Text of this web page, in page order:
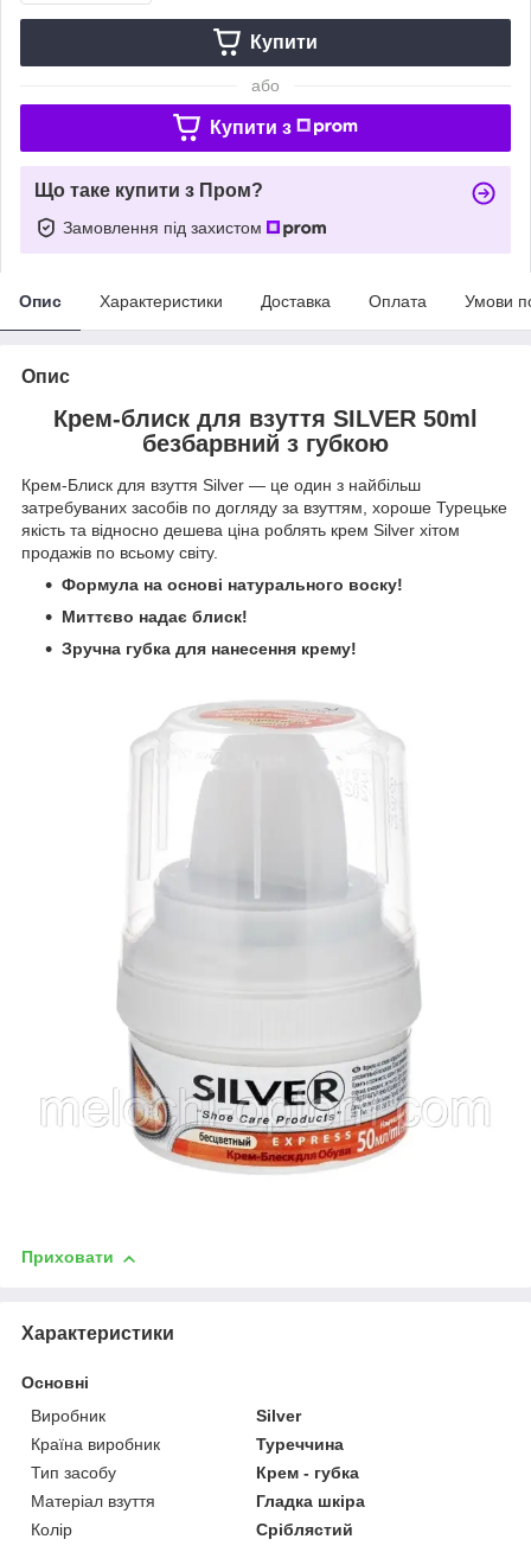
Купити
або
Купити з
Що таке купити з Пром?
Замовлення під захистом
Опис Характеристики Доставка Оплата Умови
Опис
Крем-блиск для взуття SILVER 50ml
безбарвний з губкою
Крем-Блиск для взуття Silver ― це один з найбільш
затребуваних засобів по догляду за взуттям, хороше Турецьке
якість та відносно дешева ціна роблять крем Silver хітом
продажів по всьому світу.
Формула на основі натурального воску!
Миттєво надає блиск!
Зручна губка для нанесення крему!
Приховати
Характеристики
Основні
Виробник
Silver
Країна виробник
Туреччина
Тип засобу
Крем - губка
Матеріал взуття
Гладка шкіра
Колір
Сріблястий